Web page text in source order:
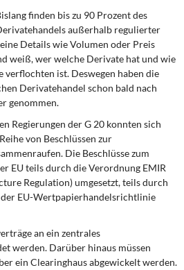
Moderne
finden bis zu 90 Prozent des
außerhalb regulierter
Details wie Volumen oder Preis
weiß, wer welche Derivate hat und wie
ist. Deswegen haben die
Derivatehandel schon bald nach
genommen.
Regierungen der G 20 konnten sich
von Beschlüssen zur
Die Be­schlüsse zum
EU teils durch die Verordnung EMIR
Regulation) umgesetzt, teils durch
EU-Wertpapierhandelsrichtlinie
an ein zentrales
werden. Darüber hinaus müssen
ein Clearinghaus ab­gewickelt werden.